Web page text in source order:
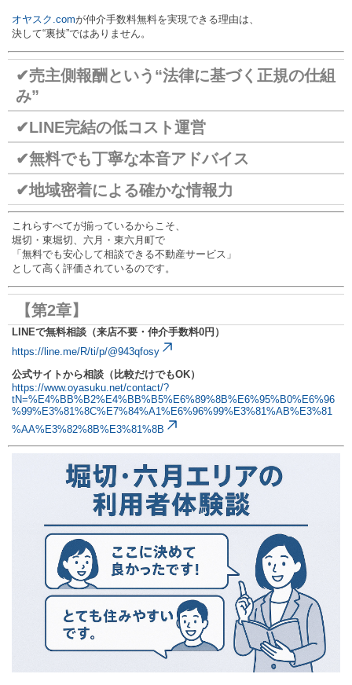
オヤスク.comが仲介手数料無料を実現できる理由は、
決して“裏技”ではありません。
✔売主側報酬という“法律に基づく正規の仕組
み”
✔LINE完結の低コスト運営
✔無料でも丁寧な本音アドバイス
✔地域密着による確かな情報力
これらすべてが揃っているからこそ、
堀切・東堀切、六月・東六月町で
「無料でも安心して相談できる不動産サービス」
として高く評価されているのです。
【第2章】
LINEで無料相談（来店不要・仲介手数料0円）
https://line.me/R/ti/p/@943qfosy
公式サイトから相談（比較だけでもOK）
https://www.oyasuku.net/contact/?
tN=%E4%BB%B2%E4%BB%B5%E6%89%8B%E6%95%B0%E6%96
%99%E3%81%8C%E7%84%A1%E6%96%99%E3%81%AB%E3%81
%AA%E3%82%8B%E3%81%8B